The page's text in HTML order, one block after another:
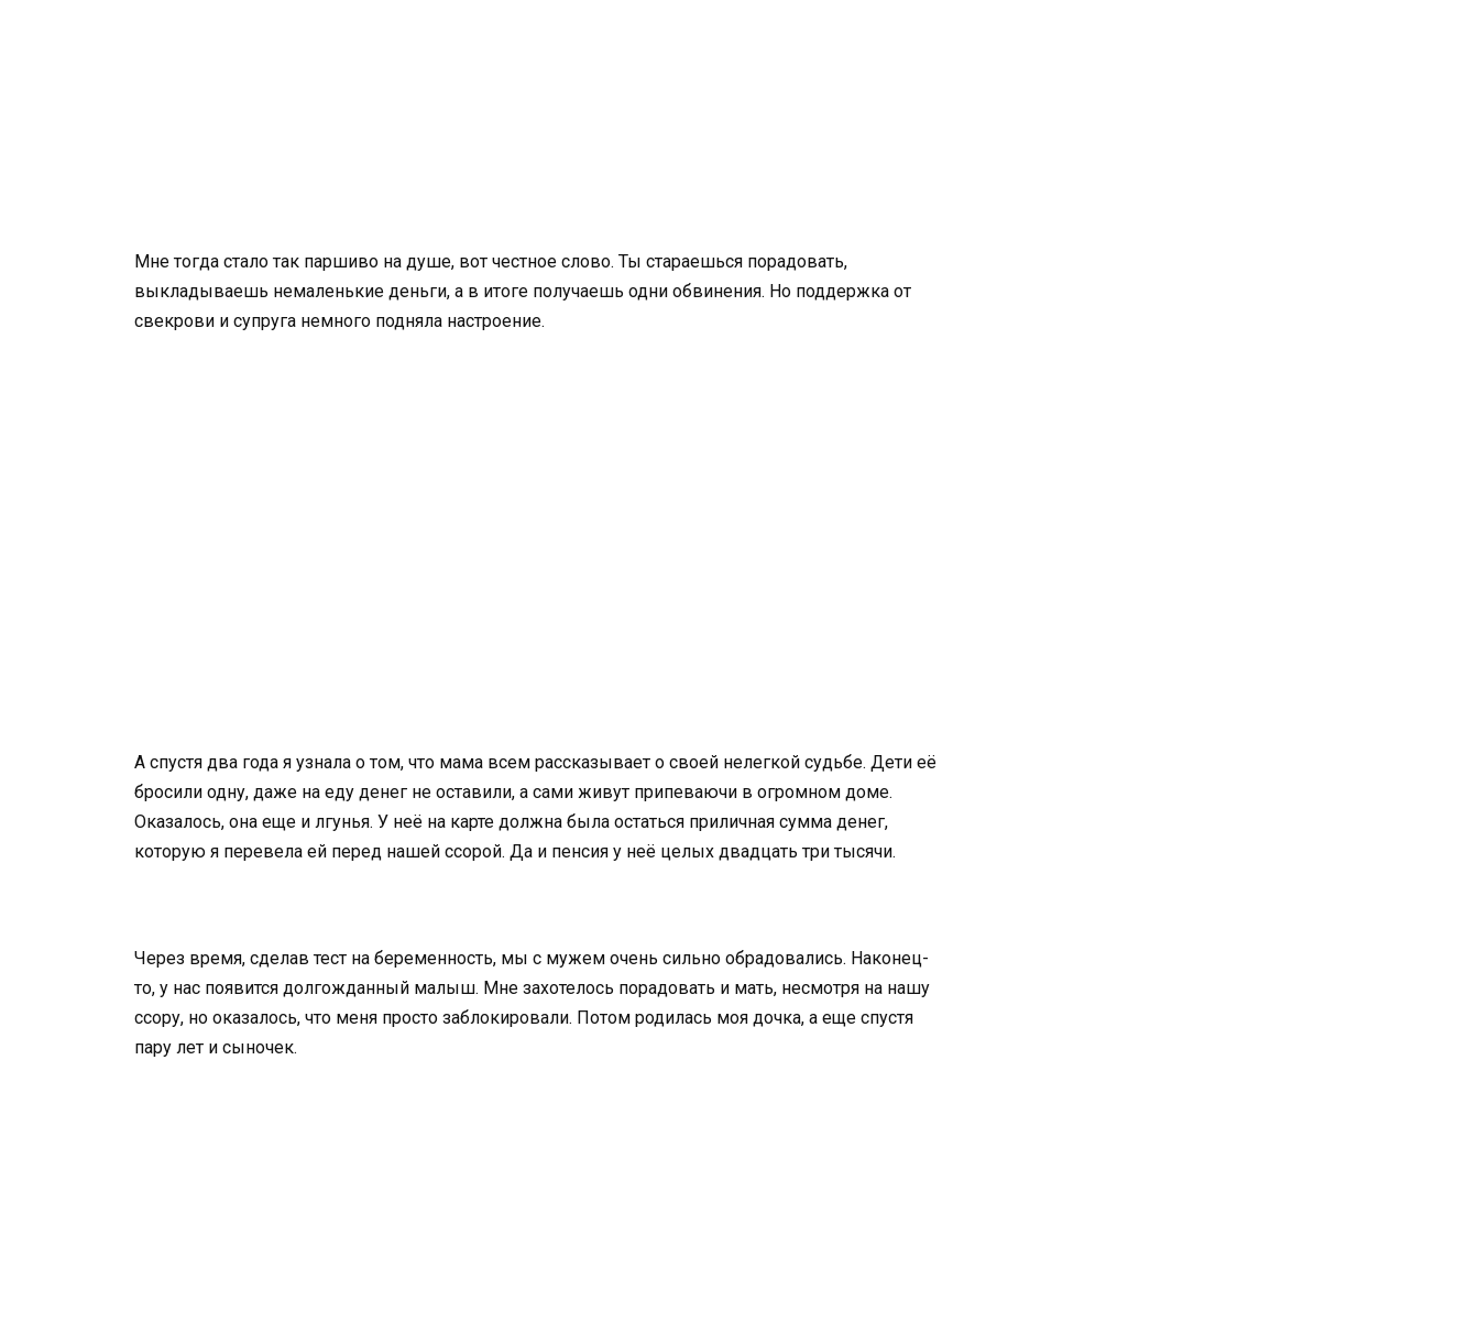
Мне тогда стало так паршиво на душе, вот честное слово. Ты стараешься порадовать,
выкладываешь немаленькие деньги, а в итоге получаешь одни обвинения. Но поддержка от
свекрови и супруга немного подняла настроение.
А спустя два года я узнала о том, что мама всем рассказывает о своей нелегкой судьбе. Дети её
бросили одну, даже на еду денег не оставили, а сами живут припеваючи в огромном доме.
Оказалось, она еще и лгунья. У неё на карте должна была остаться приличная сумма денег,
которую я перевела ей перед нашей ссорой. Да и пенсия у неё целых двадцать три тысячи.
Через время, сделав тест на беременность, мы с мужем очень сильно обрадовались. Наконец-
то, у нас появится долгожданный малыш. Мне захотелось порадовать и мать, несмотря на нашу
ссору, но оказалось, что меня просто заблокировали. Потом родилась моя дочка, а еще спустя
пару лет и сыночек.